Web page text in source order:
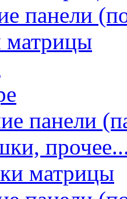
панели
матрицы
панели
матрицы